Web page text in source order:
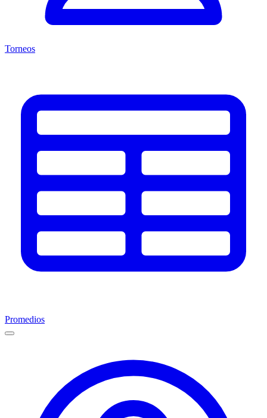
Torneos
Promedios